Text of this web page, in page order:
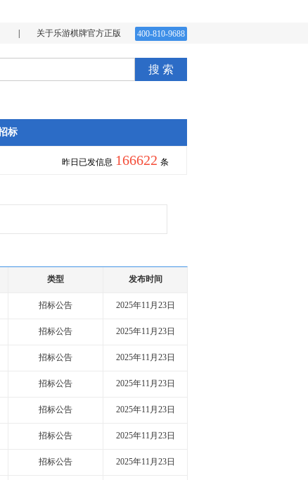
关于乐游棋牌官方正版 400-810-9688
搜 索
标
昨日已发信息 166622 条
类型 发布时间
招标公告 2025年11月23日
招标公告 2025年11月23日
招标公告 2025年11月23日
招标公告 2025年11月23日
招标公告 2025年11月23日
招标公告 2025年11月23日
招标公告 2025年11月23日